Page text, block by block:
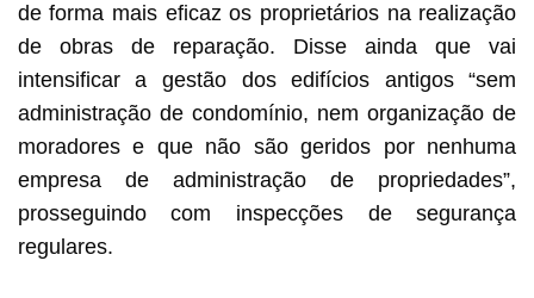
de forma mais eficaz os proprietários na realização
de obras de reparação. Disse ainda que vai
intensificar a gestão dos edifícios antigos “sem
administração de condomínio, nem organização de
moradores e que não são geridos por nenhuma
empresa de administração de propriedades”,
prosseguindo com inspecções de segurança
regulares.